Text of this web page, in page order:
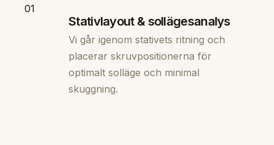
01
Stativlayout & sollägesanalys
Vi går igenom stativets ritning och
placerar skruvpositionerna för
optimalt solläge och minimal
skuggning.